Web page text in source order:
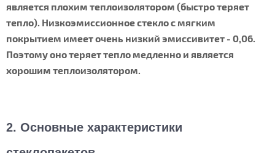
является плохим теплоизолятором (быстро теряет
тепло). Низкоэмиссионное стекло с мягким
покрытием имеет очень низкий эмиссивитет - 0,06.
Поэтому оно теряет тепло медленно и является
хорошим теплоизолятором.
2. Основные характеристики